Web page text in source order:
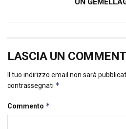
LASCIA UN
Il tuo indirizzo email non sarà
contrassegnati *
Commento *